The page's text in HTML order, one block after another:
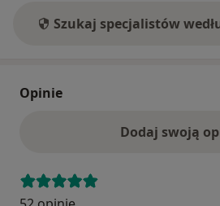
Szukaj specjalistów
Opinie
Dodaj swoją